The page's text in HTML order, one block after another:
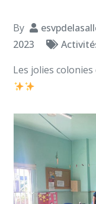
By
2023
Les jolies colonies